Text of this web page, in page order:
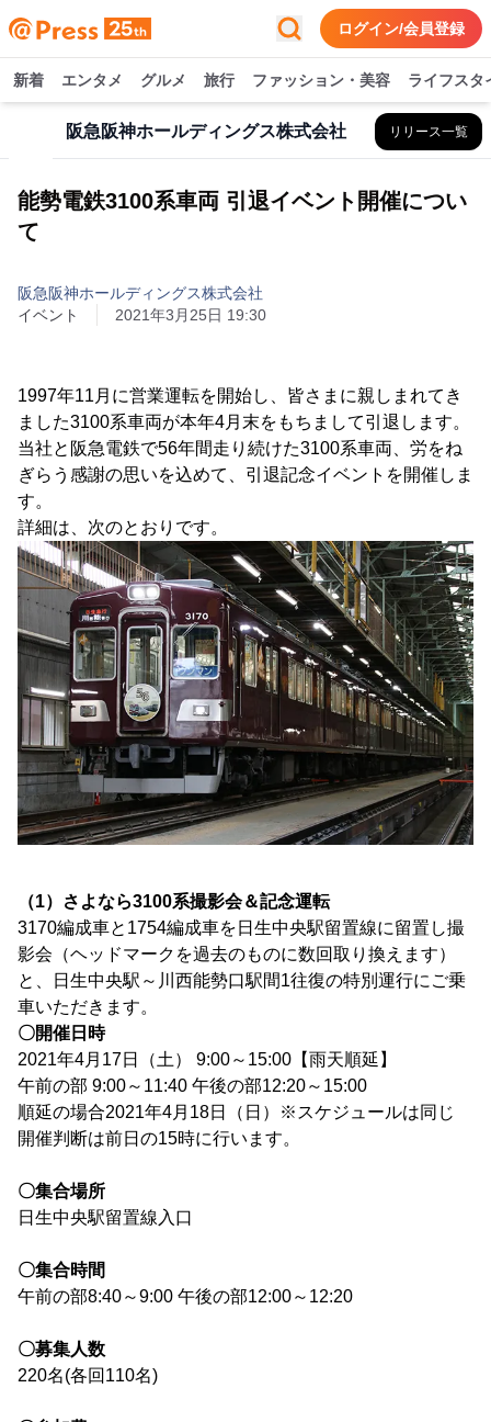
ログイン/会員登録
新着 エンタメ グルメ 旅行 ファッション・美容 ライフスタ
阪急阪神ホールディングス株式会社 リリース一覧
能勢電鉄3100系車両 引退イベント開催につい
て
阪急阪神ホールディングス株式会社
イベント
2021年3月25日 19:30
1997年11月に営業運転を開始し、皆さまに親しまれてき
ました3100系車両が本年4月末をもちまして引退します。
当社と阪急電鉄で56年間走り続けた3100系車両、労をね
ぎらう感謝の思いを込めて、引退記念イベントを開催しま
す。
詳細は、次のとおりです。
（1）さよなら3100系撮影会＆記念運転
3170編成車と1754編成車を日生中央駅留置線に留置し撮
影会（ヘッドマークを過去のものに数回取り換えます）
と、日生中央駅～川西能勢口駅間1往復の特別運行にご乗
車いただきます。
〇開催日時
2021年4月17日（土） 9:00～15:00【雨天順延】
午前の部 9:00～11:40 午後の部12:20～15:00
順延の場合2021年4月18日（日）※スケジュールは同じ
開催判断は前日の15時に行います。
〇集合場所
日生中央駅留置線入口
〇集合時間
午前の部8:40～9:00 午後の部12:00～12:20
〇募集人数
220名(各回110名)